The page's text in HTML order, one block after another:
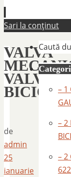
Sari la conținut
VALVA
VALVA
de
admin
25
ianuarie
Caută
– 1
– 2
– 2